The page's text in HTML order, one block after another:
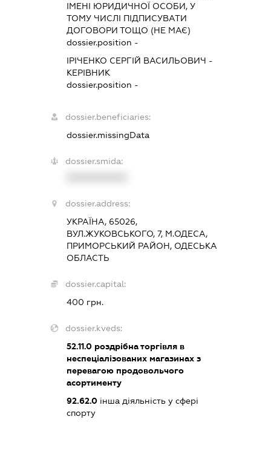
ІМЕНІ ЮРИДИЧНОЇ ОСОБИ, У
ТОМУ ЧИСЛІ ПІДПИСУВАТИ
ДОГОВОРИ ТОЩО (НЕ МАЄ)
dossier.position -
ІРІЧЕНКО СЕРГІЙ ВАСИЛЬОВИЧ -
КЕРІВНИК
dossier.position -
dossier.beneficiaries:
dossier.missingData
dossier.smida:
dossier.address:
УКРАЇНА, 65026,
ВУЛ.ЖУКОВСЬКОГО, 7, М.ОДЕСА,
ПРИМОРСЬКИЙ РАЙОН, ОДЕСЬКА
ОБЛАСТЬ
dossier.capital:
400 грн.
dossier.kveds:
52.11.0роздрібна торгівля в
неспеціалізованих магазинах з
перевагою продовольчого
асортименту
92.62.0інша діяльність у сфері
спорту